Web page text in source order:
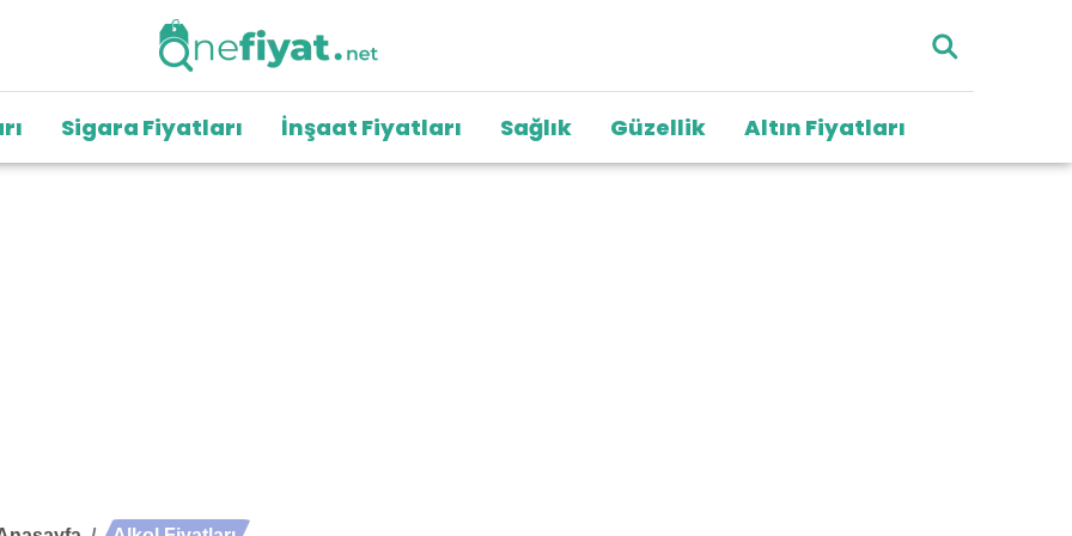
Sigara Fiyatları İnşaat Fiyatları Sağlık Güzellik Altın Fiyatları